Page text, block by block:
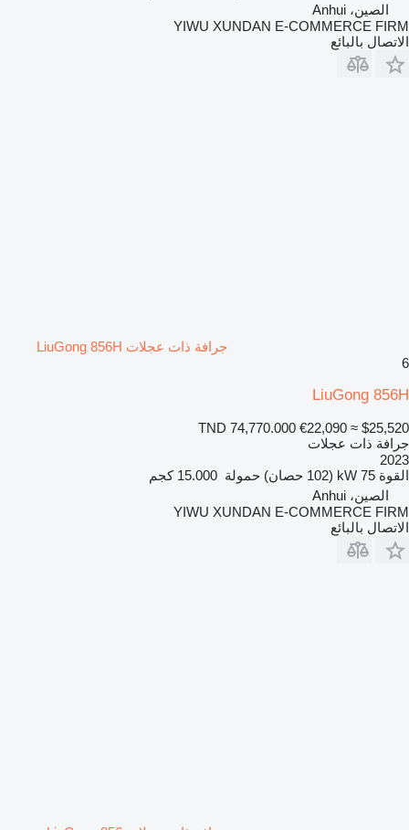
الصين، Anhui
YIWU XUNDAN E-COMMERCE FIRM
الاتصال بالبائع
جرافة ذات عجلات LiuGong 856H
6
LiuGong 856H
TND 74,770.000 €22,090 ≈ $25,520
جرافة ذات عجلات
2023
القوة 75 kW (102 حصان) حمولة 15.000 كجم
الصين، Anhui
YIWU XUNDAN E-COMMERCE FIRM
الاتصال بالبائع